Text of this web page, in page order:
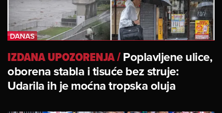
IZDANA UPOZORENJA/Poplavljene ulice,
oborena stabla i tisuće bez struje:
Udarila ih je moćna tropska oluja